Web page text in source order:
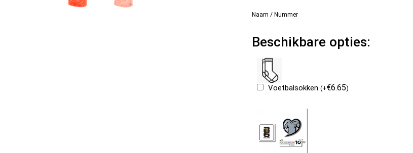
Naam / Nummer
Beschikbare opties:
Voetbalsokken (+€6.65)